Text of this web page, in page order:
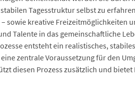
Tagesstruktur selbst zu
– sowie kreative
Talente in das gemeinschaftliche
entsteht ein realistisches,
zentrale Voraussetzung für den
diesen Prozess zusätzlich und